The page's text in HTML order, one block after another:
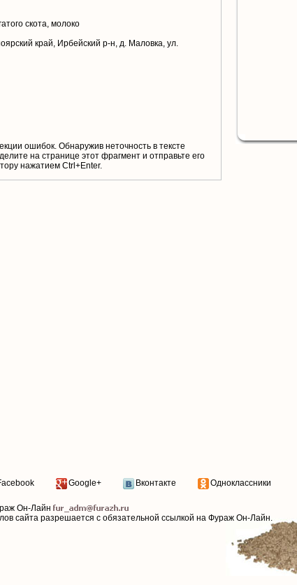
скота, молоко
край, Ирбейский р-н, д. Маловка, ул.
ошибок. Обнаружив неточность в тексте
на странице этот фрагмент и отправьте его
нажатием Ctrl+Enter.
Google+ Вконтакте Одноклассники
Он-Лайн
сайта разрешается с обязательной ссылкой на Фураж Он-Лайн.